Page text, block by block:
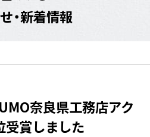
せ・新着情報
奈良県工務店アク
受賞しました